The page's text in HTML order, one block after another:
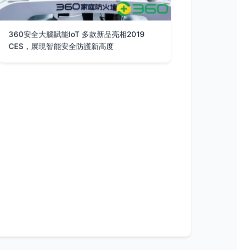
360安全大腦賦能IoT 多款新品亮相2019
CES，展現智能安全防護新高度